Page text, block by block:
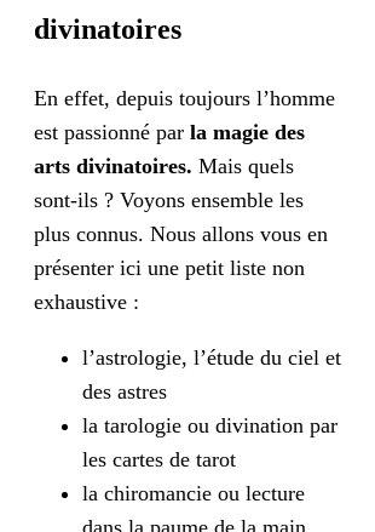
divinatoires
En effet, depuis toujours l’homme
est passionné par la magie des
arts divinatoires. Mais quels
sont-ils ? Voyons ensemble les
plus connus. Nous allons vous en
présenter ici une petit liste non
exhaustive :
l’astrologie, l’étude du ciel et
des astres
la tarologie ou divination par
les cartes de tarot
la chiromancie ou lecture
dans la paume de la main